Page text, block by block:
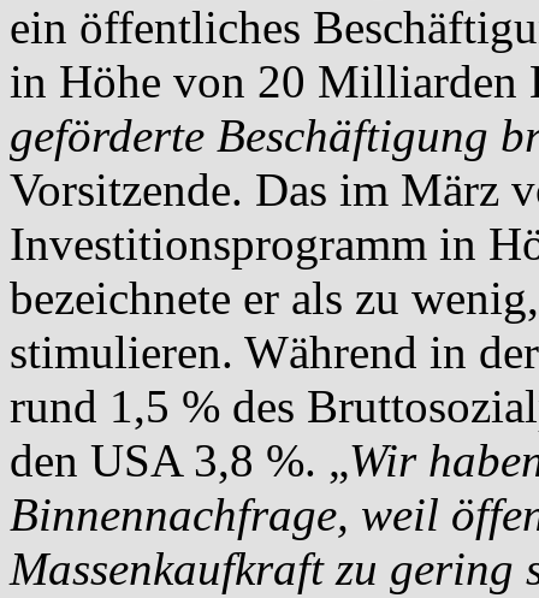
ein öffentliches
in Höhe von 20 Milliarden
geförderte Beschäftigung
Vorsitzende. Das im März
Investitionsprogramm in
bezeichnete er als zu
stimulieren. Während in
rund 1,5 % des
den USA 3,8 %. „Wir
Binnennachfrage, weil
Massenkaufkraft zu gering